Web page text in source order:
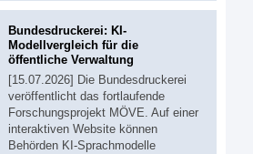
Bundesdruckerei: KI-
Modellvergleich für die
öffentliche Verwaltung
[15.07.2026] Die Bundesdruckerei
veröffentlicht das fortlaufende
Forschungsprojekt MÖVE. Auf einer
interaktiven Website können
Behörden KI-Sprachmodelle